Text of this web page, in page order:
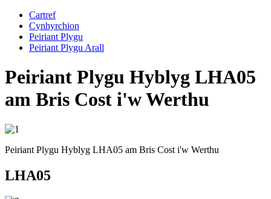
Cartref
Cynhyrchion
Peiriant Plygu
Peiriant Plygu Arall
Peiriant Plygu Hyblyg LHA05
am Bris Cost i'w Werthu
Peiriant Plygu Hyblyg LHA05 am Bris Cost i'w Werthu
LHA05